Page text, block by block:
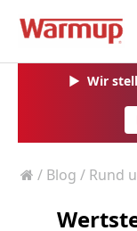
Inhalt
▶ Wir
/ Blog / Rund